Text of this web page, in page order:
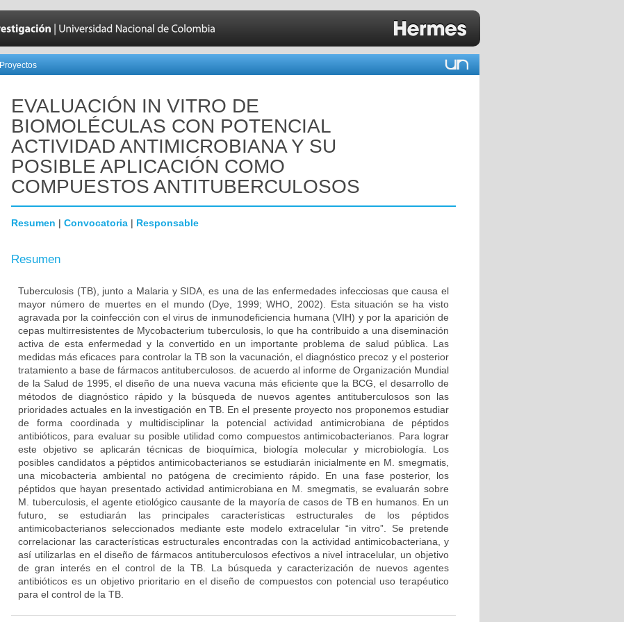
Proyectos
EVALUACIÓN IN VITRO DE
BIOMOLÉCULAS CON POTENCIAL
ACTIVIDAD ANTIMICROBIANA Y SU
POSIBLE APLICACIÓN COMO
COMPUESTOS ANTITUBERCULOSOS
Resumen | Convocatoria | Responsable
Resumen
Tuberculosis (TB), junto a Malaria y SIDA, es una de las enfermedades infecciosas que causa el
mayor número de muertes en el mundo (Dye, 1999; WHO, 2002). Esta situación se ha visto
agravada por la coinfección con el virus de inmunodeficiencia humana (VIH) y por la aparición de
cepas multirresistentes de Mycobacterium tuberculosis, lo que ha contribuido a una diseminación
activa de esta enfermedad y la convertido en un importante problema de salud pública. Las
medidas más eficaces para controlar la TB son la vacunación, el diagnóstico precoz y el posterior
tratamiento a base de fármacos antituberculosos. de acuerdo al informe de Organización Mundial
de la Salud de 1995, el diseño de una nueva vacuna más eficiente que la BCG, el desarrollo de
métodos de diagnóstico rápido y la búsqueda de nuevos agentes antituberculosos son las
prioridades actuales en la investigación en TB. En el presente proyecto nos proponemos estudiar
de forma coordinada y multidisciplinar la potencial actividad antimicrobiana de péptidos
antibióticos, para evaluar su posible utilidad como compuestos antimicobacterianos. Para lograr
este objetivo se aplicarán técnicas de bioquímica, biología molecular y microbiología. Los
posibles candidatos a péptidos antimicobacterianos se estudiarán inicialmente en M. smegmatis,
una micobacteria ambiental no patógena de crecimiento rápido. En una fase posterior, los
péptidos que hayan presentado actividad antimicrobiana en M. smegmatis, se evaluarán sobre
M. tuberculosis, el agente etiológico causante de la mayoría de casos de TB en humanos. En un
futuro, se estudiarán las principales características estructurales de los péptidos
antimicobacterianos seleccionados mediante este modelo extracelular “in vitro”. Se pretende
correlacionar las características estructurales encontradas con la actividad antimicobacteriana, y
así utilizarlas en el diseño de fármacos antituberculosos efectivos a nivel intracelular, un objetivo
de gran interés en el control de la TB. La búsqueda y caracterización de nuevos agentes
antibióticos es un objetivo prioritario en el diseño de compuestos con potencial uso terapéutico
para el control de la TB.